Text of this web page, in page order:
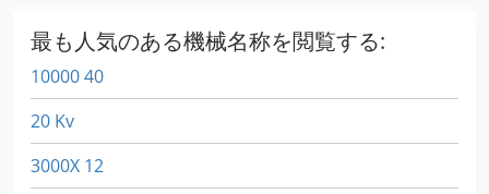
最も人気のある機械名称を閲覧する:
10000 40
20 Kv
3000X 12